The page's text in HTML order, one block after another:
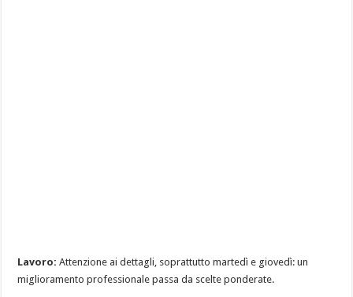
Lavoro: Attenzione ai dettagli, soprattutto martedì e giovedì: un
miglioramento professionale passa da scelte ponderate.